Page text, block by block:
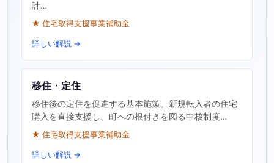
計…
★ 住宅取得支援事業補助金
詳しい解説 →
移住・定住
移住後の定住を促進する基本施策。新規転入者の住宅
購入を直接支援し、町への根付きを図る中核制度…
★ 住宅取得支援事業補助金
詳しい解説 →